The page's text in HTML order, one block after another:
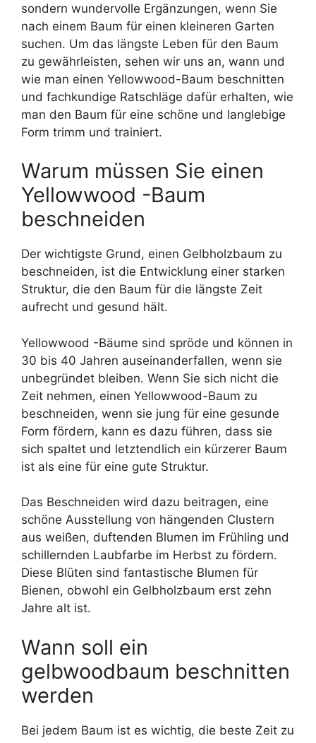
sondern wundervolle Ergänzungen, wenn Sie
nach einem Baum für einen kleineren Garten
suchen. Um das längste Leben für den Baum
zu gewährleisten, sehen wir uns an, wann und
wie man einen Yellowwood-Baum beschnitten
und fachkundige Ratschläge dafür erhalten, wie
man den Baum für eine schöne und langlebige
Form trimm und trainiert.
Warum müssen Sie einen
Yellowwood -Baum
beschneiden
Der wichtigste Grund, einen Gelbholzbaum zu
beschneiden, ist die Entwicklung einer starken
Struktur, die den Baum für die längste Zeit
aufrecht und gesund hält.
Yellowwood -Bäume sind spröde und können in
30 bis 40 Jahren auseinanderfallen, wenn sie
unbegründet bleiben. Wenn Sie sich nicht die
Zeit nehmen, einen Yellowwood-Baum zu
beschneiden, wenn sie jung für eine gesunde
Form fördern, kann es dazu führen, dass sie
sich spaltet und letztendlich ein kürzerer Baum
ist als eine für eine gute Struktur.
Das Beschneiden wird dazu beitragen, eine
schöne Ausstellung von hängenden Clustern
aus weißen, duftenden Blumen im Frühling und
schillernden Laubfarbe im Herbst zu fördern.
Diese Blüten sind fantastische Blumen für
Bienen, obwohl ein Gelbholzbaum erst zehn
Jahre alt ist.
Wann soll ein
gelbwoodbaum beschnitten
werden
Bei jedem Baum ist es wichtig, die beste Zeit zu